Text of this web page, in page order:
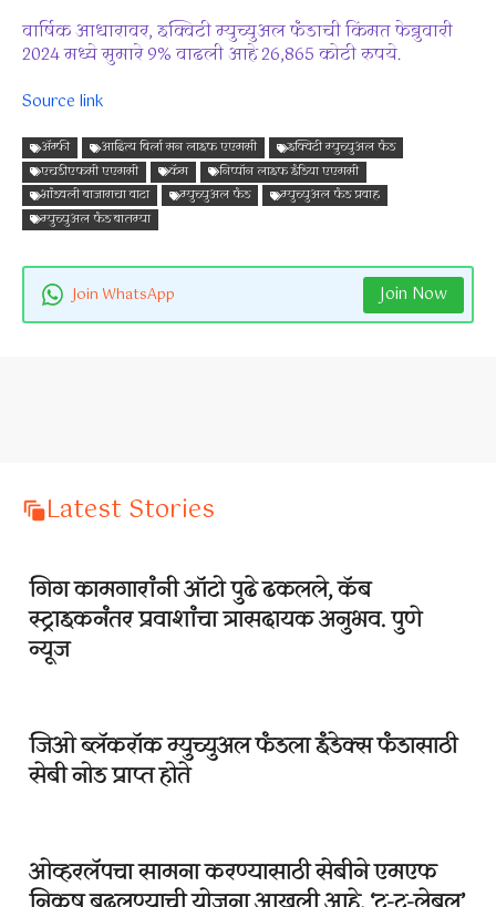
वार्षिक आधारावर, इक्विटी म्युच्युअल फंडाची किंमत फेब्रुवारी
2024 मध्ये सुमारे 9% वाढली आहे 26,865 कोटी रुपये.
Source link
अ‍ॅम्फी आदित्य बिर्ला सन लाइफ एएमसी
इक्विटी म्युच्युअल फंड
एचडीएफसी एएमसी
कॅम
निप्पॉन लाइफ इंडिया एएमसी
भांडवली बाजाराचा वाटा
म्युच्युअल फंड
म्युच्युअल फंड प्रवाह
म्युच्युअल फंड बातम्या
Join WhatsApp Join Now
Latest Stories
गिग कामगारांनी ऑटो पुढे ढकलले, कॅब
स्ट्राइकनंतर प्रवाशांचा त्रासदायक अनुभव. पुणे
न्यूज
जिओ ब्लॅकरॉक म्युच्युअल फंडला इंडेक्स फंडासाठी
सेबी नोड प्राप्त होते
ओव्हरलॅपचा सामना करण्यासाठी सेबीने एमएफ